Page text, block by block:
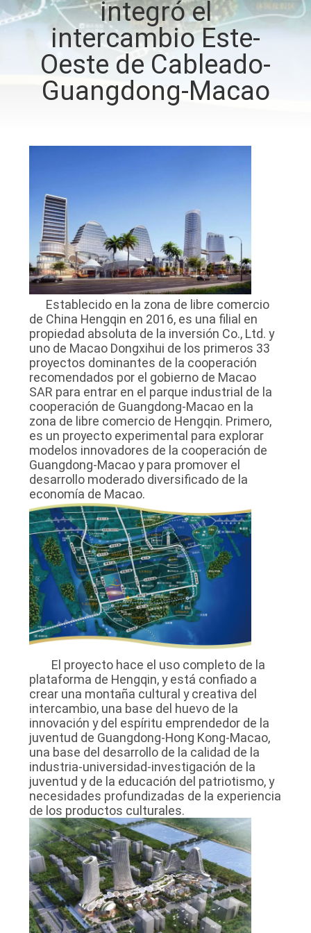
LA
FÁBRICA
CONTROL
CONTACTO
CON
NOTICIAS
CASOS
MAPA
DEL
SITIO
POLÍTICA
PRIVACIDAD
integró el
intercambio Este-
Oeste de Cableado-
Guangdong-Macao
Establecido en la zona de libre comercio
de China Hengqin en 2016, es una filial en
propiedad absoluta de la inversión Co., Ltd. y
uno de Macao Dongxihui de los primeros 33
proyectos dominantes de la cooperación
recomendados por el gobierno de Macao
SAR para entrar en el parque industrial de la
cooperación de Guangdong-Macao en la
zona de libre comercio de Hengqin. Primero,
es un proyecto experimental para explorar
modelos innovadores de la cooperación de
Guangdong-Macao y para promover el
desarrollo moderado diversificado de la
economía de Macao.
El proyecto hace el uso completo de la
plataforma de Hengqin, y está confiado a
crear una montaña cultural y creativa del
intercambio, una base del huevo de la
innovación y del espíritu emprendedor de la
juventud de Guangdong-Hong Kong-Macao,
una base del desarrollo de la calidad de la
industria-universidad-investigación de la
juventud y de la educación del patriotismo, y
necesidades profundizadas de la experiencia
de los productos culturales.